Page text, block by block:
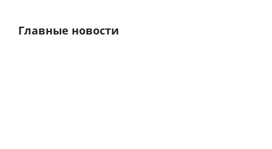
Главные новости